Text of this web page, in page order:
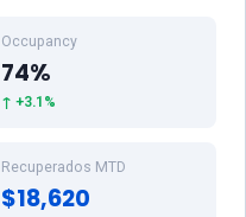
Occupancy
74%
↑ +3.1%
Recuperados MTD
$18,620